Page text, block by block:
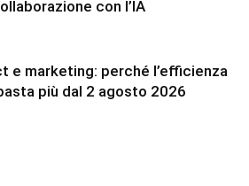
con l’IA
e marketing: perché l’efficienza
più dal 2 agosto 2026